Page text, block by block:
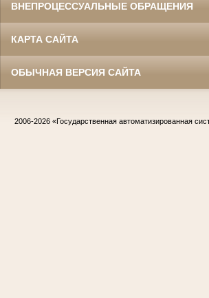
ВНЕПРОЦЕССУАЛЬНЫЕ ОБРАЩЕНИЯ
КАРТА САЙТА
ОБЫЧНАЯ ВЕРСИЯ САЙТА
2006-2026 «Государственная автоматизированная